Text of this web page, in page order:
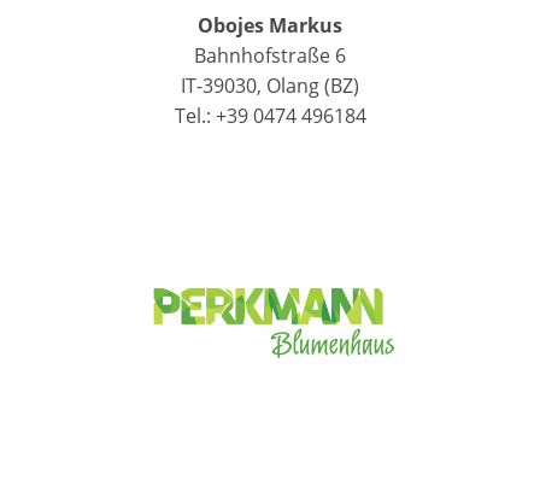
Obojes Markus
Bahnhofstraße 6
IT-39030, Olang (BZ)
Tel.: +39 0474 496184